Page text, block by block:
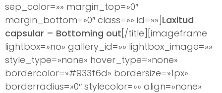
sep_color=»» margin_top=»0″
margin_bottom=»0″ class=»» id=»»] Laxitud
capsular – Bottoming out [/title][imageframe
lightbox=»no» gallery_id=»» lightbox_image=»»
style_type=»none» hover_type=»none»
bordercolor=»#933f6d» bordersize=»1px»
borderradius=»0″ stylecolor=»» align=»none»